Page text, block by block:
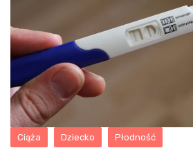
Ciąża Dziecko Płodność